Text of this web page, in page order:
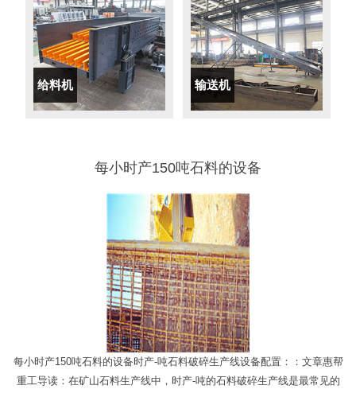
给料机 输送机
每小时产150吨石料的设备
每小时产150吨石料的设备时产-吨石料破碎生产线设备配置：：文章惠帮
重工导读：在矿山石料生产线中，时产-吨的石料破碎生产线是最常见的